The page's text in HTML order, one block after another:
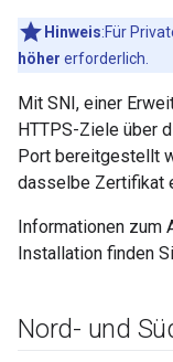
Hinweis:Für
höher erforderlich.
Mit SNI, einer
HTTPS-Ziele über
Port bereitgestellt
dasselbe Zertifikat
Informationen zum
Installation finden
Nord- und